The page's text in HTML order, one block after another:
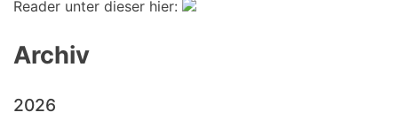
Reader unter dieser hier:
Archiv
2026